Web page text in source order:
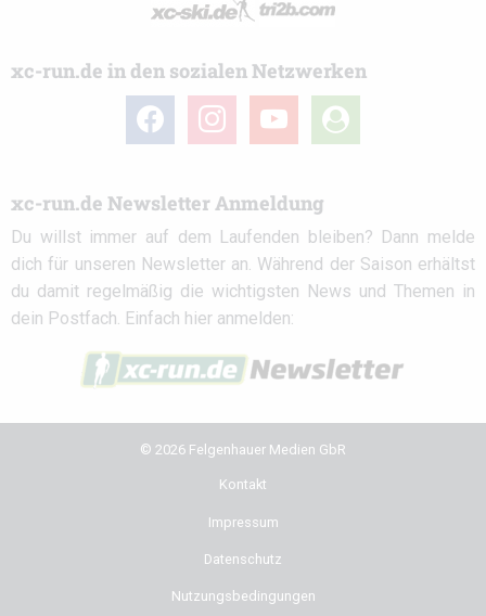
xc-run.de in den sozialen Netzwerken
facebook instagramyoutube
user-
circle
xc-run.de Newsletter Anmeldung
Du willst immer auf dem Laufenden bleiben? Dann melde
dich für unseren Newsletter an. Während der Saison erhältst
du damit regelmäßig die wichtigsten News und Themen in
dein Postfach. Einfach hier anmelden:
© 2026 Felgenhauer Medien GbR
Kontakt
Impressum
Datenschutz
Nutzungsbedingungen